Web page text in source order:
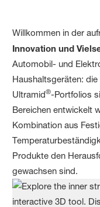
Willkommen in der
Innovation und
Automobil- und
Haushaltsgeräten:
Ultramid®-Portfolios
Bereichen entwickelt
Kombination aus
Produkte den
gewachsen sind.